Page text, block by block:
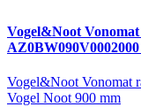
Vogel&Noot
Vogel&Noot Vonomat
Vogel Noot 900 mm